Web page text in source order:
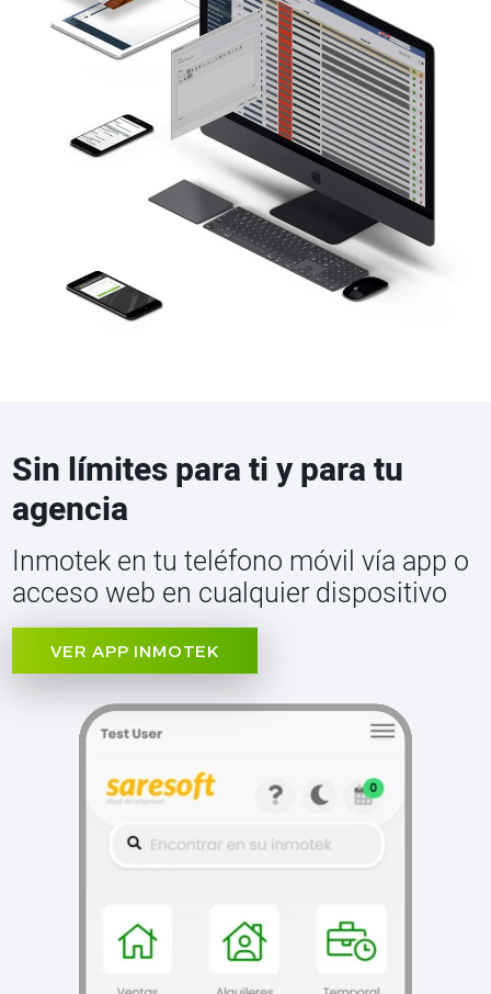
Sin límites para ti y para tu
agencia
Inmotek en tu teléfono móvil vía app o
acceso web en cualquier dispositivo
VER APP INMOTEK